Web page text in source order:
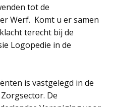
tot de
Werf. Komt u er samen
terecht bij de
Logopedie in de
is vastgelegd in de
De